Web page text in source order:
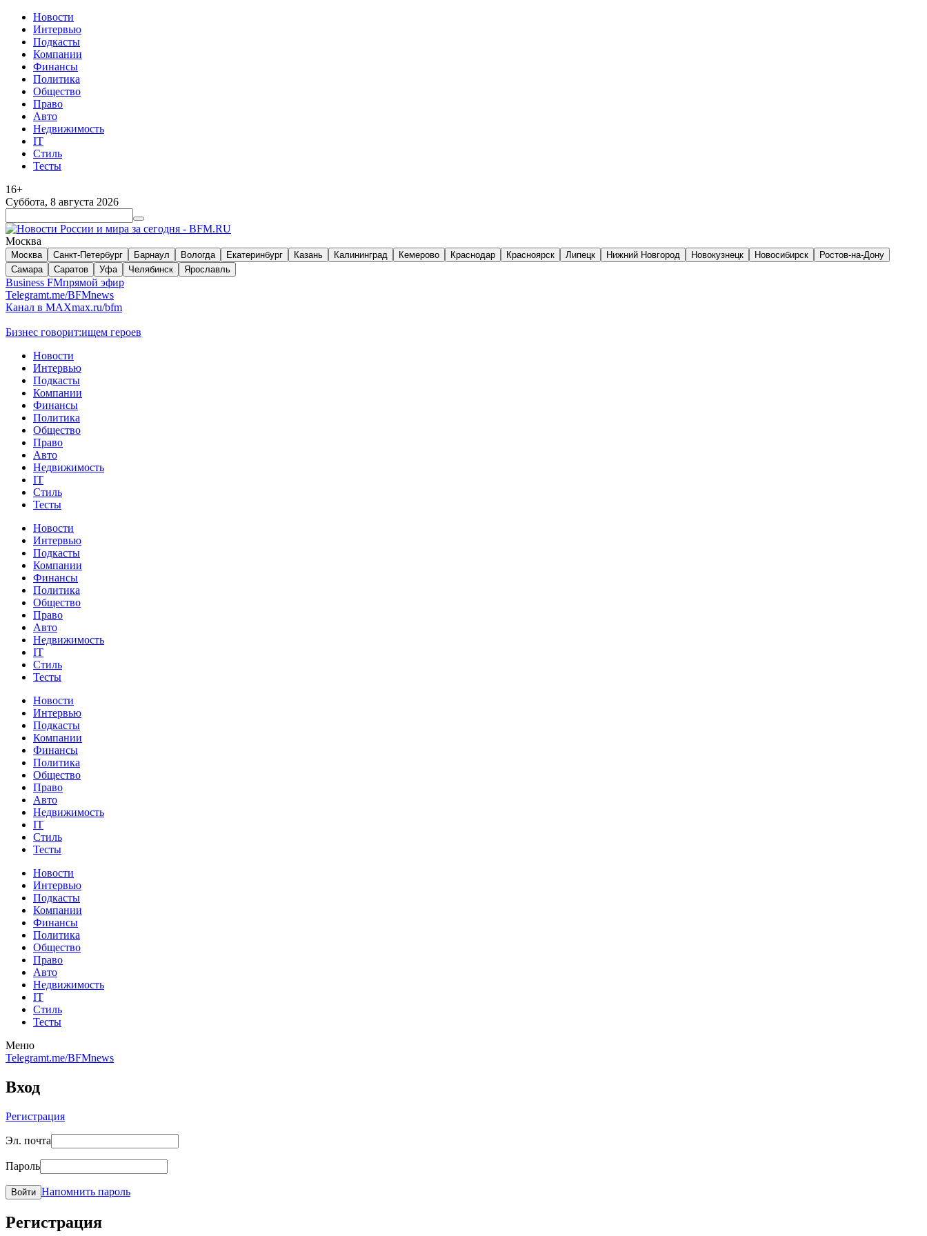
Новости
Интервью
Подкасты
Компании
Финансы
Политика
Общество
Право
Авто
Недвижимость
IT
Стиль
Тесты
16+
Суббота, 8 августа 2026
Москва
Москва Санкт-Петербург Барнаул Вологда Екатеринбург Казань Калининград Кемерово Краснодар Красноярск Липецк Нижний Новгород Новокузнецк Новосибирск
Ростов-на-Дону
Самара
Саратов Уфа Челябинск Ярославль
Business FMпрямой эфир
Telegramt.me/BFMnews
Канал в MAXmax.ru/bfm
Бизнес говорит:ищем героев
Новости
Интервью
Подкасты
Компании
Финансы
Политика
Общество
Право
Авто
Недвижимость
IT
Стиль
Тесты
Новости
Интервью
Подкасты
Компании
Финансы
Политика
Общество
Право
Авто
Недвижимость
IT
Стиль
Тесты
Новости
Интервью
Подкасты
Компании
Финансы
Политика
Общество
Право
Авто
Недвижимость
IT
Стиль
Тесты
Новости
Интервью
Подкасты
Компании
Финансы
Политика
Общество
Право
Авто
Недвижимость
IT
Стиль
Тесты
Меню
Telegramt.me/BFMnews
Вход
Регистрация
Эл. почта
Пароль
Войти Напомнить пароль
Регистрация